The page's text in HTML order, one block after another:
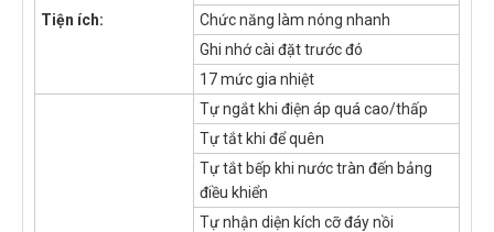
Tiện ích:
Chức năng làm nóng nhanh
Ghi nhớ cài đặt trước đó
17 mức gia nhiệt
Tự ngắt khi điện áp quá cao/thấp
Tự tắt khi để quên
Tự tắt bếp khi nước tràn đến bảng
điều khiển
Tự nhận diện kích cỡ đáy nồi